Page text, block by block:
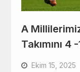
A
Takımını 4
Ekim 15, 2025